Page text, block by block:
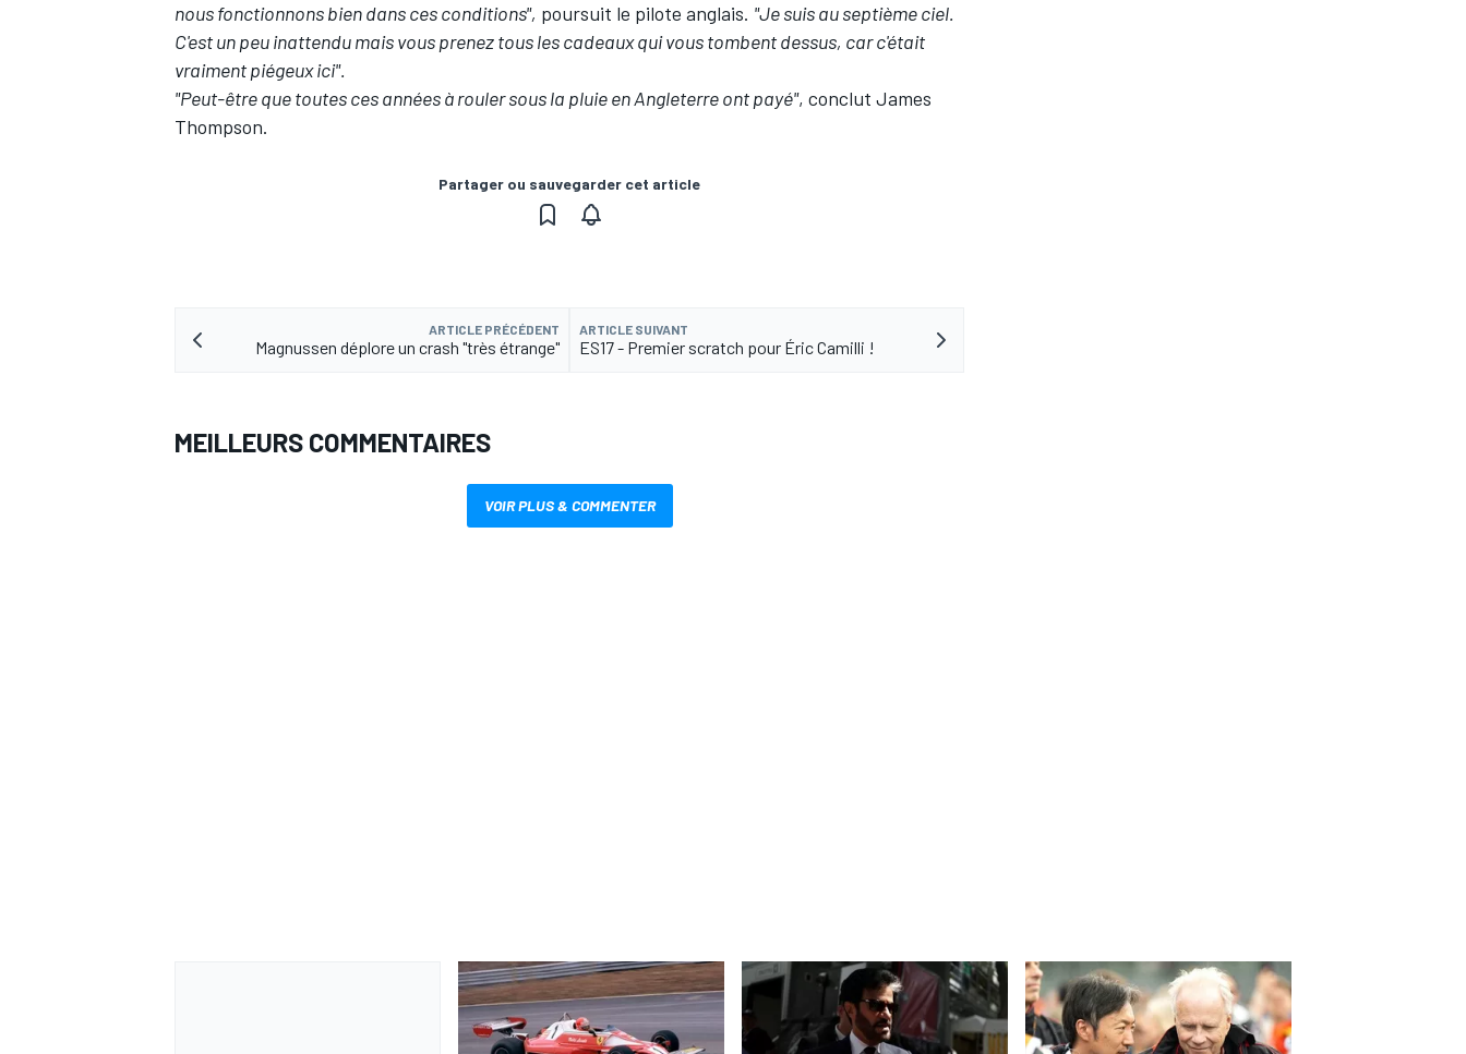
nous fonctionnons bien dans ces conditions", poursuit le pilote anglais. "Je suis au septième ciel.
C'est un peu inattendu mais vous prenez tous les cadeaux qui vous tombent dessus, car c'était
vraiment piégeux ici".
"Peut-être que toutes ces années à rouler sous la pluie en Angleterre ont payé", conclut James
Thompson.
Partager ou sauvegarder cet article
ARTICLE PRÉCÉDENT
Magnussen déplore un crash "très étrange"
ARTICLE SUIVANT
ES17 - Premier scratch pour Éric Camilli !
MEILLEURS COMMENTAIRES
VOIR PLUS & COMMENTER